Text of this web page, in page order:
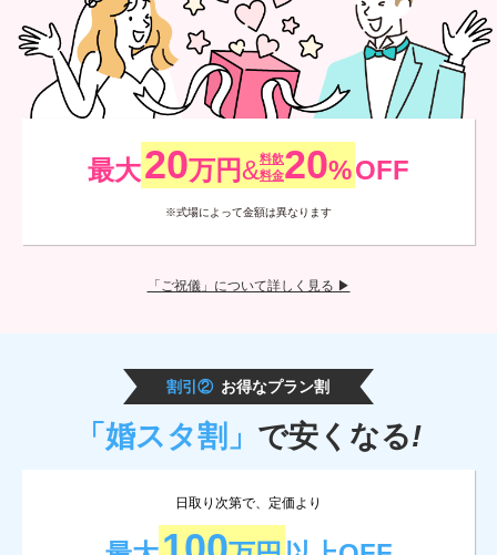
最大20万円&料飲
料金20%OFF
※式場によって金額は異なります
「ご祝儀」について詳しく見る ▶
割引② お得なプラン割
「婚スタ割」 で安くなる!
日取り次第で、定価より